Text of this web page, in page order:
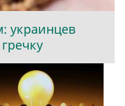
украинцев